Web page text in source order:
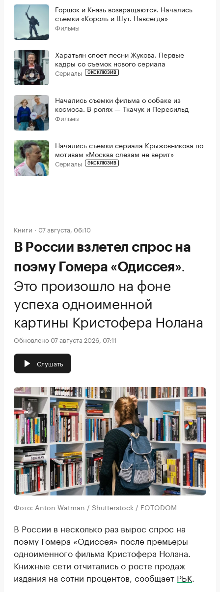
Горшок и Князь возвращаются. Начались
съемки «Король и Шут. Навсегда»
Фильмы
Харатьян споет песни Жукова. Первые
кадры со съемок нового сериала
Сериалы ЭКСКЛЮЗИВ
Начались съемки фильма о собаке из
космоса. В ролях — Ткачук и Пересильд
Фильмы
Начались съемки сериала Крыжовникова по
мотивам «Москва слезам не верит»
Сериалы ЭКСКЛЮЗИВ
Книги 07 августа, 06:10
В России взлетел спрос на
поэму Гомера «Одиссея»
Это произошло на фоне
успеха одноименной
картины Кристофера Нолана
Обновлено 07 августа 2026, 07:11
Слушать
Фото: Anton Watman / Shutterstock / FOTODOM
В России в несколько раз вырос спрос на
поэму Гомера «Одиссея» после премьеры
одноименного фильма Кристофера Нолана.
Книжные сети отчитались о росте продаж
издания на сотни процентов, сообщает РБК